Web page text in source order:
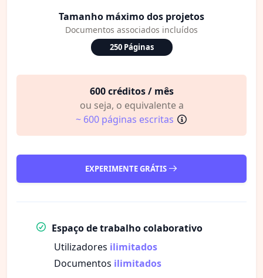
Tamanho máximo dos projetos
Documentos associados incluídos
250 Páginas
600 créditos / mês
ou seja, o equivalente a
~ 600 páginas escritas
EXPERIMENTE GRÁTIS
Espaço de trabalho colaborativo
Utilizadores ilimitados
Documentos ilimitados